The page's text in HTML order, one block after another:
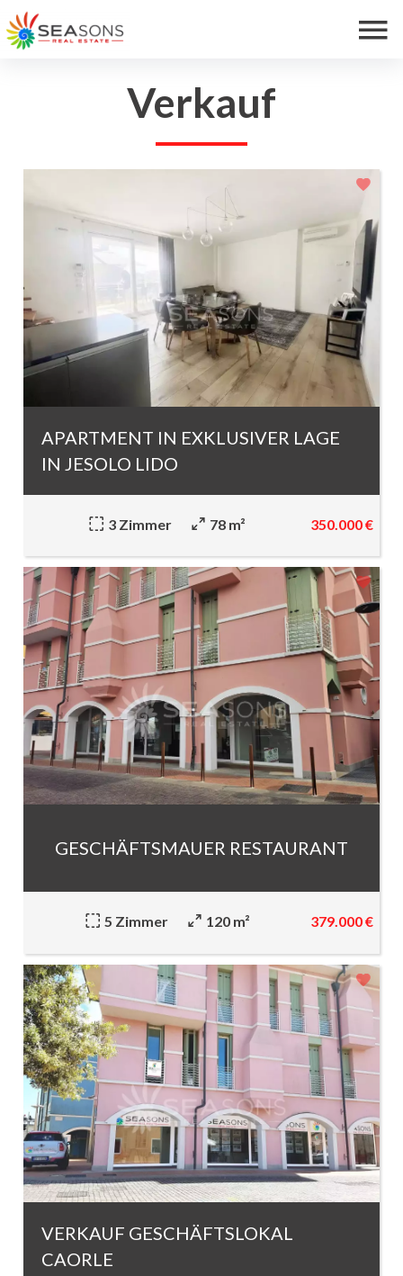
Verkauf
APARTMENT IN EXKLUSIVER LAGE
IN JESOLO LIDO
3 Zimmer 78 m² 350.000 €
GESCHÄFTSMAUER RESTAURANT
5 Zimmer 120 m² 379.000 €
VERKAUF GESCHÄFTSLOKAL
CAORLE